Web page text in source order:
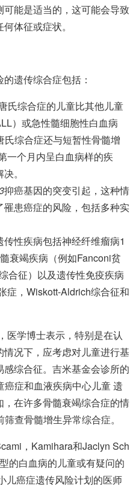
能是适当的，这可能会导致
体征或症状。
遗传综合症包括：
氏综合症的儿童比其他儿童
）或急性髓细胞性白血病
氏综合症还与短暂性骨髓增
一个月内呈白血病样的疾
。
抑癌基因的突变引起，这种情
患癌症的风险，包括多种实
性疾病包括神经纤维瘤病1
衰竭疾病（例如Fanconi贫
合征）以及遗传性免疫疾病
症，Wiskott-Aldrich综合征和
医学博士表示， 特别是在认
况下，应考虑对儿童进行基
综合征。吉米基金会诊所的
癌症和血液疾病中心儿童遗
，在许多骨髓衰竭综合症的情
查骨髓增生异常综合症。
，Kamihara和Jaclyn Sch
的白血病的儿童或有疑问的
儿癌症遗传风险计划的医师